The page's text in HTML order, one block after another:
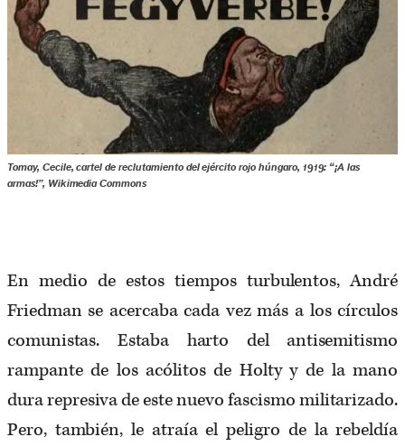
Tomay, Cecile, cartel de reclutamiento del ejército rojo húngaro, 1919: “¡A las
armas!”, Wikimedia Commons
En medio de estos tiempos turbulentos, André
Friedman se acercaba cada vez más a los círculos
comunistas. Estaba harto del antisemitismo
rampante de los acólitos de Holty y de la mano
dura represiva de este nuevo fascismo militarizado.
Pero, también, le atraía el peligro de la rebeldía